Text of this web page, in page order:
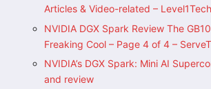
Articles & Video-related –
NVIDIA DGX Spark Review The
Freaking Cool – Page 4 of 4 –
NVIDIA’s DGX Spark: Mini AI
and review